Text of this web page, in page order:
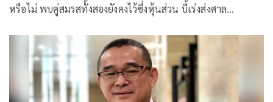
หรือไม่ พบคู่สมรสทั้งสองยังคงไว้ซึ่งหุ้นส่วน บี้เร่งส่งศาล